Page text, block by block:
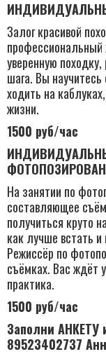
Залог красивой
профессиональный
уверенную походку,
шага. Вы
ходить на
жизни.
1500 руб/час
На занятии по
составляющее
получиться круто
как лучше встать
Режиссёр по
съёмках. Вас ждёт
практика.
1500 руб/час
Заполни АНКЕТУ
89523402737